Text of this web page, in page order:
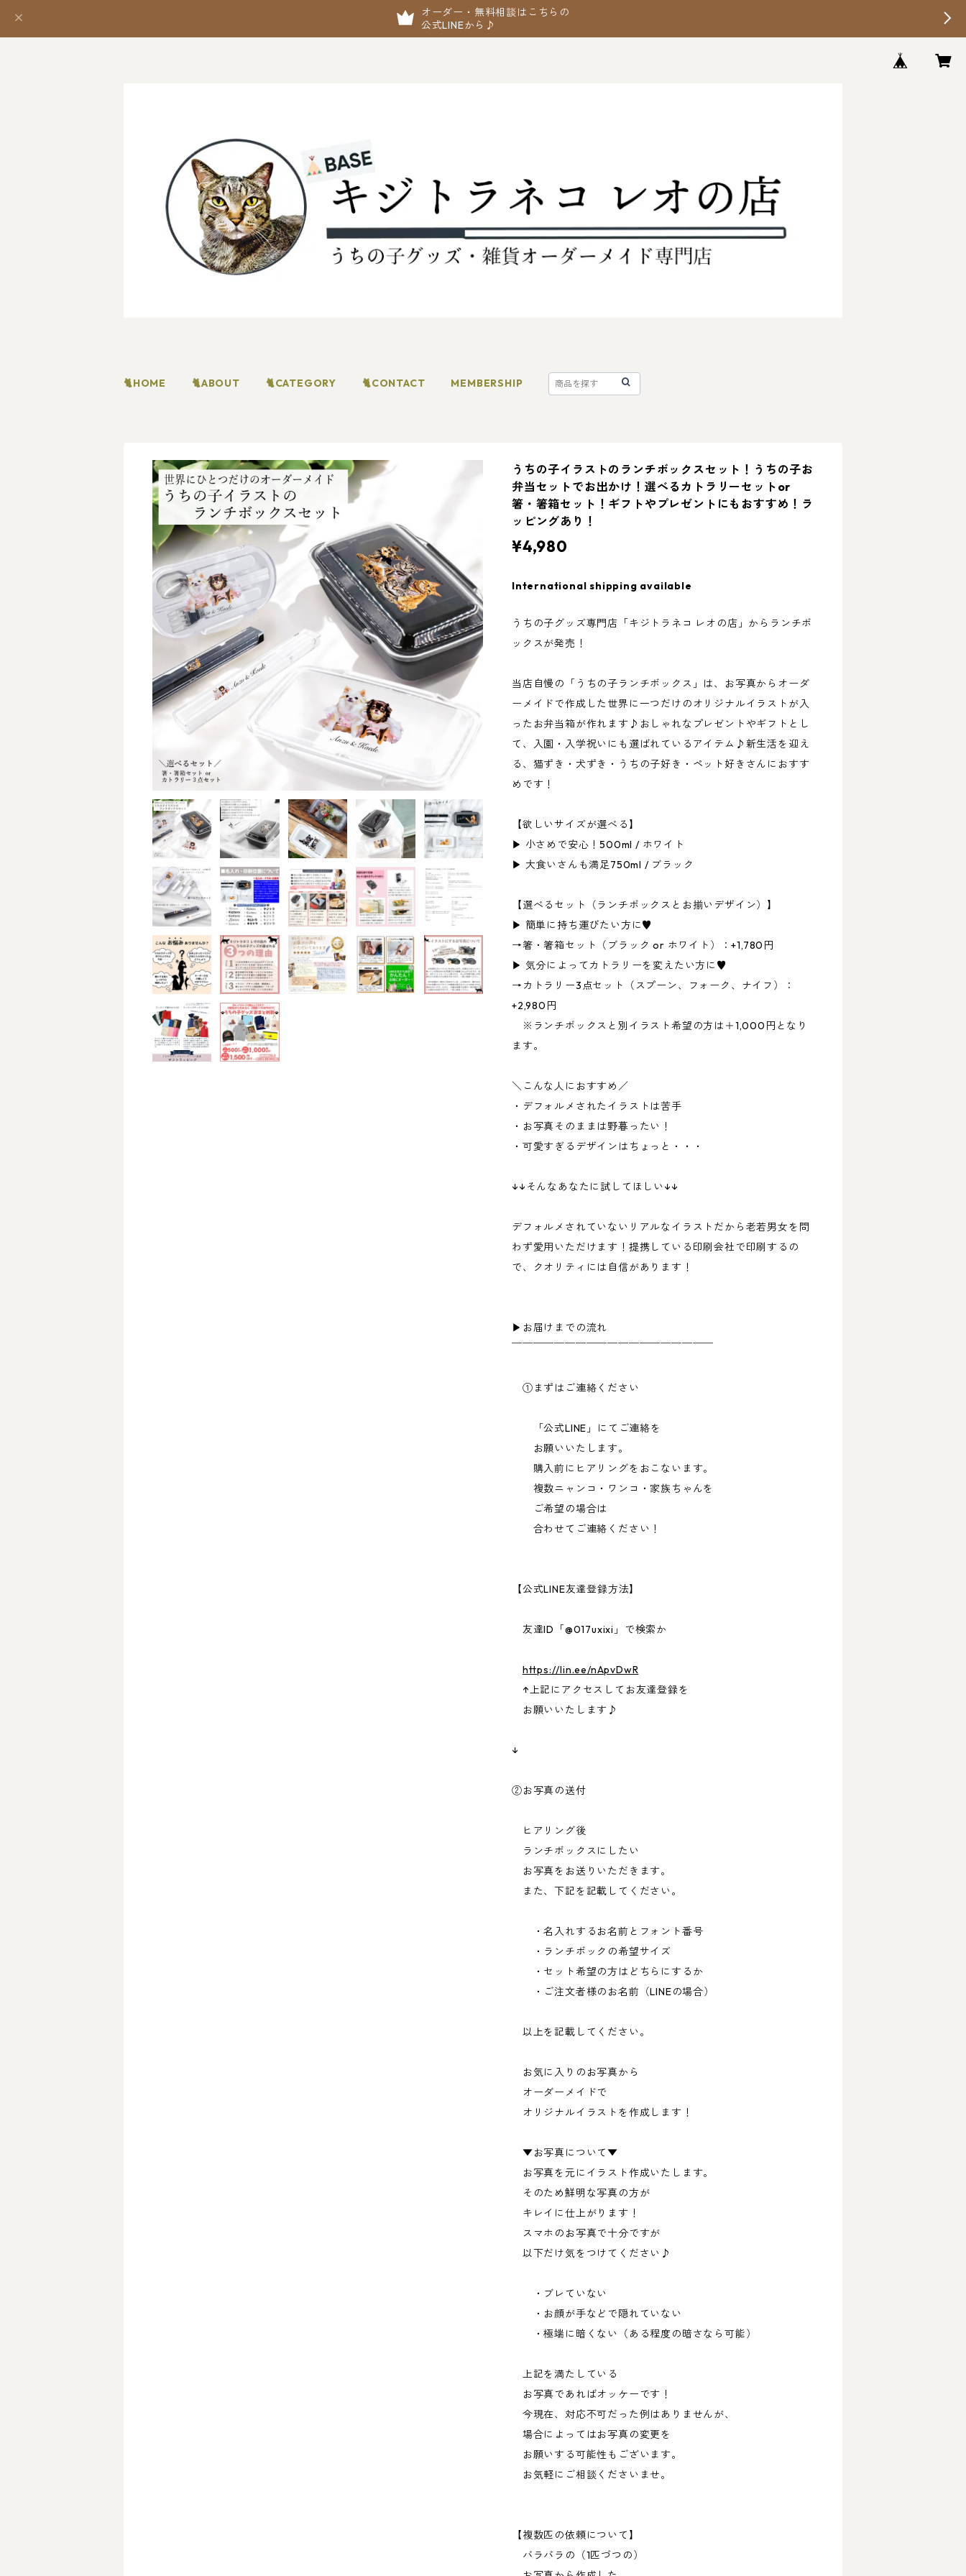
オーダー・無料相談はこちらの
公式LINEから♪
🐈HOME 🐈ABOUT 🐈CATEGORY 🐈CONTACT MEMBERSHIP
うちの子イラストのランチボックスセット！うちの子お
弁当セットでお出かけ！選べるカトラリーセットor
箸・箸箱セット！ギフトやプレゼントにもおすすめ！ラ
ッピングあり！
¥4,980
International shipping available
うちの子グッズ専門店「キジトラネコ レオの店」からランチボ
ックスが発売！
当店自慢の「うちの子ランチボックス」は、お写真からオーダ
ーメイドで作成した世界に一つだけのオリジナルイラストが入
ったお弁当箱が作れます♪おしゃれなプレゼントやギフトとし
て、入園・入学祝いにも選ばれているアイテム♪新生活を迎え
る、猫ずき・犬ずき・うちの子好き・ペット好きさんにおすす
めです！
【欲しいサイズが選べる】
▶ 小さめで安心！500ml / ホワイト
▶ 大食いさんも満足750ml / ブラック
【選べるセット（ランチボックスとお揃いデザイン）】
▶ 簡単に持ち運びたい方に♥
→箸・箸箱セット（ブラック or ホワイト）：+1,780円
▶ 気分によってカトラリーを変えたい方に♥
→カトラリー3点セット（スプーン、フォーク、ナイフ）：
+2,980円
※ランチボックスと別イラスト希望の方は＋1,000円となり
ます。
＼こんな人におすすめ／
・デフォルメされたイラストは苦手
・お写真そのままは野暮ったい！
・可愛すぎるデザインはちょっと・・・
↓↓そんなあなたに試してほしい↓↓
デフォルメされていないリアルなイラストだから老若男女を問
わず愛用いただけます！提携している印刷会社で印刷するの
で、クオリティには自信があります！
▶︎お届けまでの流れ
￣￣￣￣￣￣￣￣￣￣￣￣￣￣￣￣￣￣￣
①まずはご連絡ください
「公式LINE」にてご連絡を
お願いいたします。
購入前にヒアリングをおこないます。
複数ニャンコ・ワンコ・家族ちゃんを
ご希望の場合は
合わせてご連絡ください！
【公式LINE友達登録方法】
友達ID「@017uxixi」で検索か
https://lin.ee/nApvDwR
↑上記にアクセスしてお友達登録を
お願いいたします♪
↓
②お写真の送付
ヒアリング後
ランチボックスにしたい
お写真をお送りいただきます。
また、下記を記載してください。
・名入れするお名前とフォント番号
・ランチボックの希望サイズ
・セット希望の方はどちらにするか
・ご注文者様のお名前（LINEの場合）
以上を記載してください。
お気に入りのお写真から
オーダーメイドで
オリジナルイラストを作成します！
▼お写真について▼
お写真を元にイラスト作成いたします。
そのため鮮明な写真の方が
キレイに仕上がります！
スマホのお写真で十分ですが
以下だけ気をつけてください♪
・ブレていない
・お顔が手などで隠れていない
・極端に暗くない（ある程度の暗さなら可能）
上記を満たしている
お写真であればオッケーです！
今現在、対応不可だった例はありませんが、
場合によってはお写真の変更を
お願いする可能性もございます。
お気軽にご相談くださいませ。
【複数匹の依頼について】
バラバラの（1匹づつの）